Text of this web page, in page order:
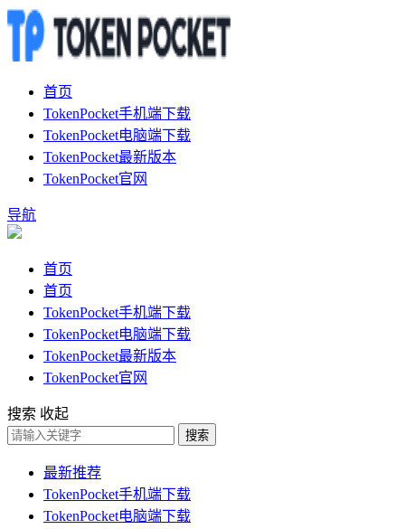
首页
TokenPocket手机端下载
TokenPocket电脑端下载
TokenPocket最新版本
TokenPocket官网
导航
首页
首页
TokenPocket手机端下载
TokenPocket电脑端下载
TokenPocket最新版本
TokenPocket官网
搜索 收起
搜索
最新推荐
TokenPocket手机端下载
TokenPocket电脑端下载